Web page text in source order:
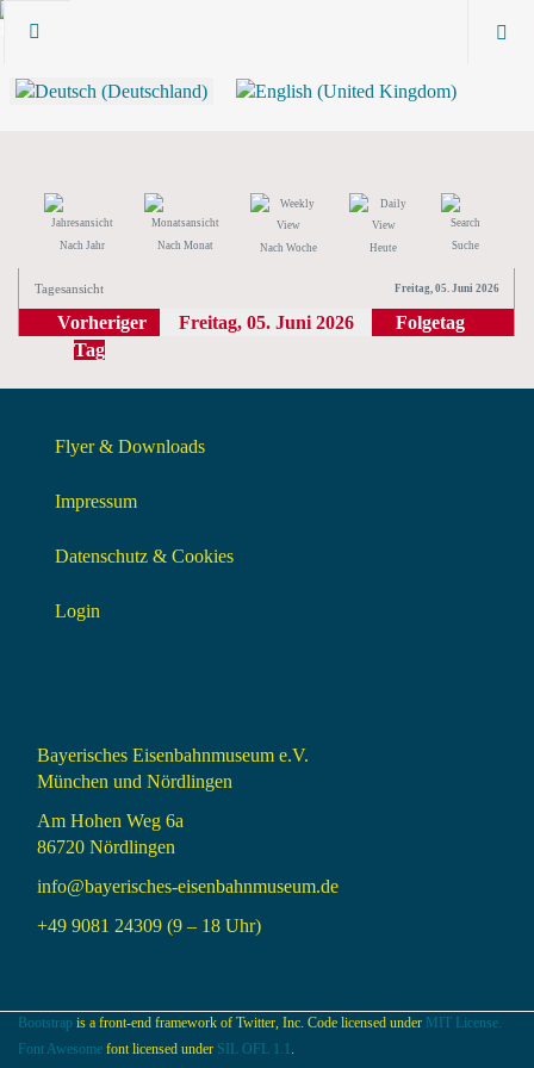
Nach Jahr Nach Monat Nach Woche Heute Suche
Tagesansicht Freitag, 05. Juni 2026
Vorheriger
Tag
Freitag, 05. Juni 2026 Folgetag
Flyer & Downloads
Impressum
Datenschutz & Cookies
Login
Bayerisches Eisenbahnmuseum e.V.
München und Nördlingen
Am Hohen Weg 6a
86720 Nördlingen
info@bayerisches-eisenbahnmuseum.de
+49 9081 24309 (9 – 18 Uhr)
Bootstrap is a front-end framework of Twitter, Inc. Code licensed under MIT License.
Font Awesome font licensed under SIL OFL 1.1 .